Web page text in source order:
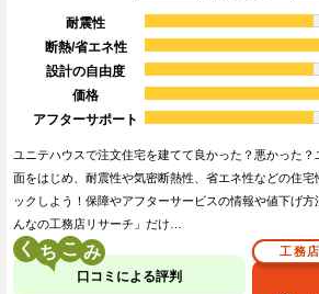
耐震性
断熱/省エネ性
設計の自由度
価格
アフターサポート
ユニテハウスで注文住宅を建てて良かった？悪かった
面をはじめ、耐震性や気密断熱性、省エネ性などの住宅
ックしよう！保障やアフターサービスの情報や値下げ
んなの工務店リサーチ」だけ…
く こ
口コミによる評判
工務